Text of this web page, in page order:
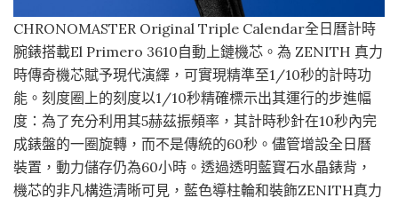
CHRONOMASTER Original Triple Calendar全日曆計時
腕錶搭載El Primero 3610自動上鏈機芯。為 ZENITH 真力
時傳奇機芯賦予現代演繹，可實現精準至1/10秒的計時功
能。刻度圈上的刻度以1/10秒精確標示出其運行的步進幅
度：為了充分利用其5赫茲振頻率，其計時秒針在10秒內完
成錶盤的一圈旋轉，而不是傳統的60秒。儘管增設全日曆
裝置，動力儲存仍為60小時。透過透明藍寶石水晶錶背，
機芯的非凡構造清晰可見，藍色導柱輪和裝飾ZENITH真力